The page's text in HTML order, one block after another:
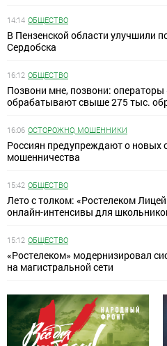
14:14 ОБЩЕСТВО
В Пензенской области улучшили
Сердобска
16:12 ОБЩЕСТВО
Позвони мне, позвони: операторы
обрабатывают свыше 275 тыс.
16:06 ОСТОРОЖНО, МОШЕННИКИ
Россиян предупреждают о новых
мошенничества
15:42 ОБЩЕСТВО
Лето с толком: «Ростелеком
онлайн-интенсивы для
15:12 ОБЩЕСТВО
«Ростелеком» модернизировал
на магистральной сети